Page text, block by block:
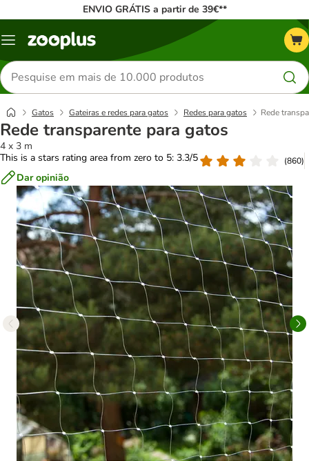
ENVIO GRÁTIS a partir de 39€**
Menu
Pesquisar
produtos
Gatos Gateiras e redes para gatos Redes para gatos Rede
Rede transparente para gatos
4 x 3 m
This is a stars rating area from zero to 5: 3.3/5
(860)
Dar opinião